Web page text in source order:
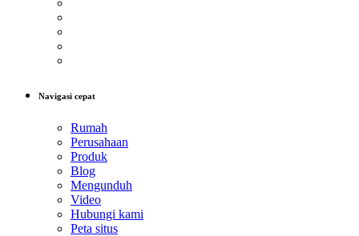
Navigasi cepat
Rumah
Perusahaan
Produk
Blog
Mengunduh
Video
Hubungi kami
Peta situs